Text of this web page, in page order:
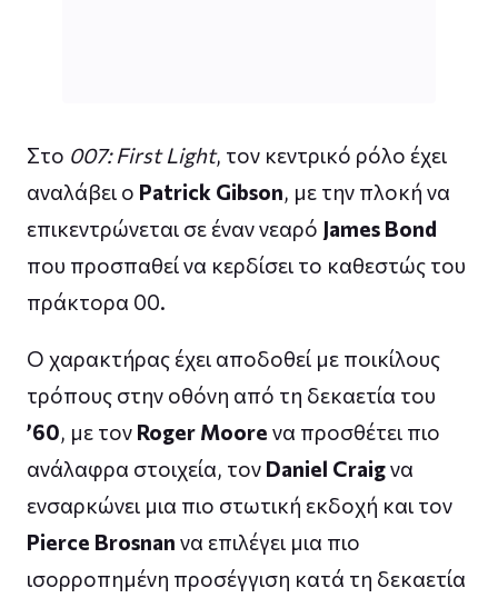
Στο 007: First Light, τον κεντρικό ρόλο έχει
αναλάβει ο Patrick Gibson, με την πλοκή να
επικεντρώνεται σε έναν νεαρό James Bond
που προσπαθεί να κερδίσει το καθεστώς του
πράκτορα 00.
Ο χαρακτήρας έχει αποδοθεί με ποικίλους
τρόπους στην οθόνη από τη δεκαετία του
’60, με τον Roger Moore να προσθέτει πιο
ανάλαφρα στοιχεία, τον Daniel Craigνα
ενσαρκώνει μια πιο στωτική εκδοχή και τον
Pierce Brosnan να επιλέγει μια πιο
ισορροπημένη προσέγγιση κατά τη δεκαετία